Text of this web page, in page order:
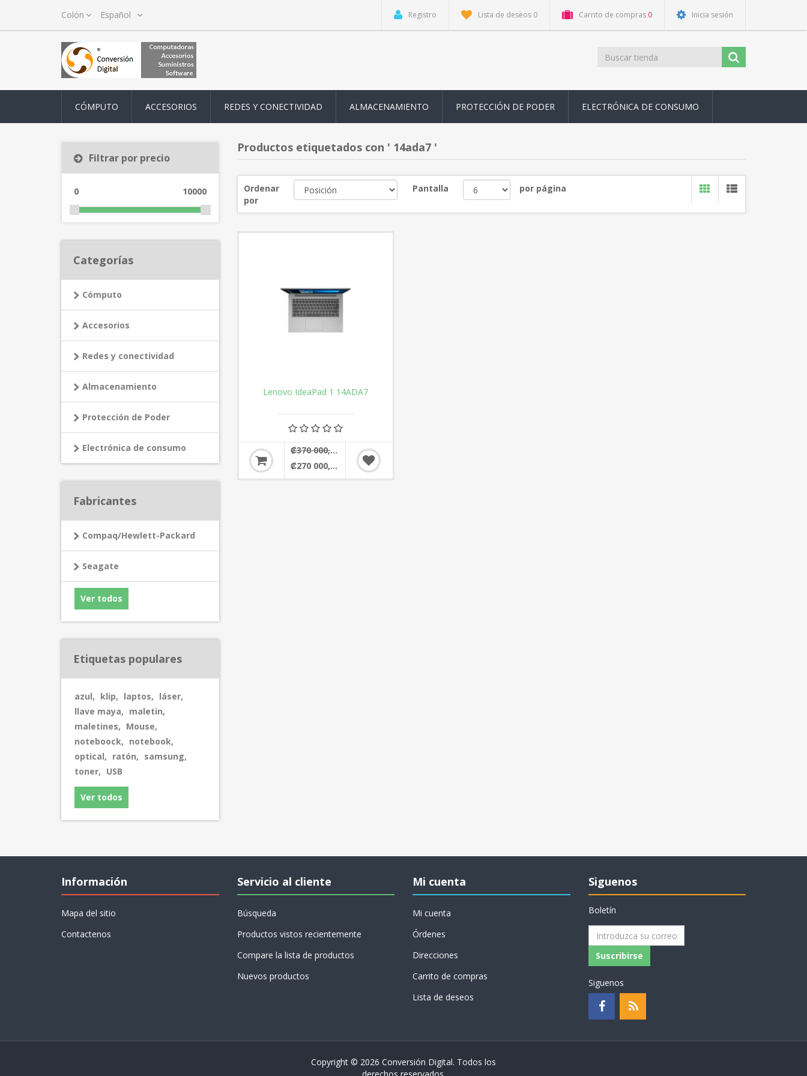
Registro Lista de deseos 0 Carrito de compras 0 Inicia sesión
CÓMPUTO ACCESORIOS REDES Y CONECTIVIDAD ALMACENAMIENTO PROTECCIÓN DE PODER ELECTRÓNICA DE CONSUMO
Filtrar por precio
0 10000
Categorías
Cómputo
Accesorios
Redes y conectividad
Almacenamiento
Protección de Poder
Electrónica de consumo
Fabricantes
Compaq/Hewlett-Packard
Seagate
Ver todos
Etiquetas populares
azul, klip, laptos, láser,
llave maya, maletin,
maletines, Mouse,
noteboock, notebook,
optical, ratón, samsung,
toner, USB
Ver todos
Productos etiquetados con ' 14ada7 '
Ordenar
por
Pantalla por página
Lenovo IdeaPad 1 14ADA7
₡370 000,00
₡270 000,00
Información
Mapa del sitio
Contactenos
Servicio al cliente
Búsqueda
Productos vistos recientemente
Compare la lista de productos
Nuevos productos
Mi cuenta
Mi cuenta
Órdenes
Direcciones
Carrito de compras
Lista de deseos
Siguenos
Boletín
Suscribirse
Siguenos
Copyright © 2026 Conversión Digital. Todos los